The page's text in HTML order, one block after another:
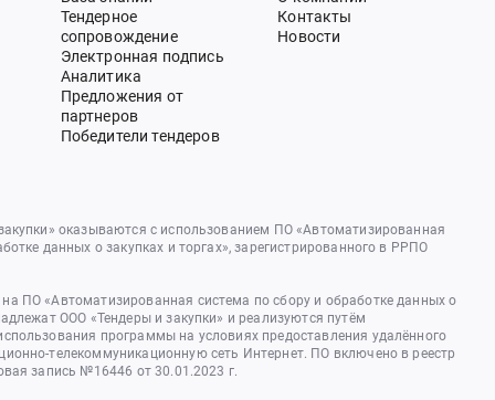
Тендерное
сопровождение
Электронная подпись
Аналитика
Предложения от
партнеров
Победители тендеров
Контакты
Новости
оказываются с использованием ПО «Автоматизированная
данных о закупках и торгах», зарегистрированного в РРПО
ПО «Автоматизированная система по сбору и обработке данных о
ООО «Тендеры и закупки» и реализуются путём
программы на условиях предоставления удалённого
телекоммуникационную сеть Интернет. ПО включено в реестр
запись №16446 от 30.01.2023 г.